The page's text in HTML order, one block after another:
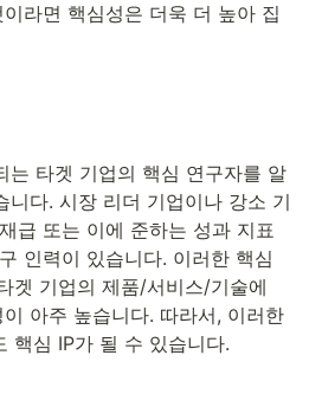
라면 핵심성은 더욱 더 높아 집
는 타겟 기업의 핵심 연구자를 알
니다. 시장 리더 기업이나 강소 기
급 또는 이에 준하는 성과 지표
인력이 있습니다. 이러한 핵심
겟 기업의 제품/서비스/기술에
아주 높습니다. 따라서, 이러한
핵심 IP가 될 수 있습니다.